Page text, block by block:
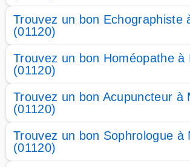
Trouvez un bon Echographiste
(01120)
Trouvez un bon Homéopathe à
(01120)
Trouvez un bon Acupuncteur à
(01120)
Trouvez un bon Sophrologue à
(01120)